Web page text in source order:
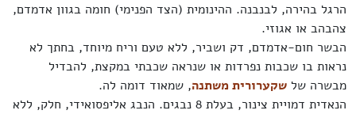
הרגל בהירה, לבנבנה. ההינומית (הצד הפנימי) חומה בגוון אדמדם,
צהבהב או אגוזי.
הבשר חום-אדמדם, דק ושביר, ללא טעם וריח מיוחד, בחתך לא
נראות בו שכבות נפרדות או שנראה שכבתי במקצת, להבדיל
מבשרה שלשקערורית משתנה, שמאוד דומה לה.
הנאדית דמויית צינור, בעלת 8 נבגים. הנבג אליפסואידי, חלק, ללא